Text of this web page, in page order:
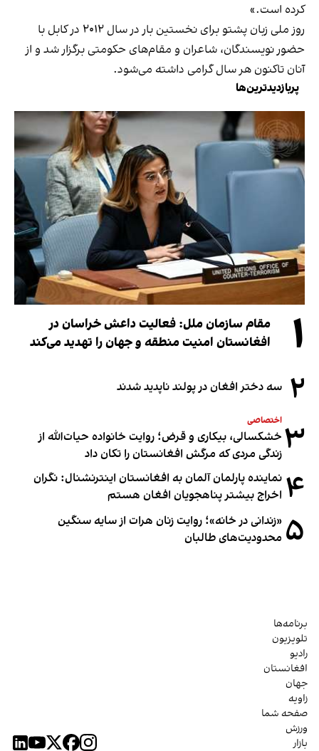
کرده است.»
روز ملی زبان پشتو برای نخستین بار در سال ۲۰۱۲ در کابل با
حضور نویسندگان، شاعران و مقام‌های حکومتی برگزار شد و از
آنان تاکنون هر سال گرامی داشته می‌شود.
پربازدیدترین‌ها
۱
مقام سازمان ملل: فعالیت داعش خراسان در
افغانستان امنیت منطقه و جهان را تهدید می‌کند
۲ سه دختر افغان در پولند ناپدید شدند
۳ اختصاصی
خشکسالی، بیکاری و قرض؛ روایت خانواده حیات‌الله از
زندگی مردی که مرگش افغانستان را تکان داد
۴ نماینده پارلمان آلمان به افغانستان اینترنشنال: نگران
اخراج بیشتر پناهجویان افغان هستم
۵ «زندانی در خانه»؛ روایت زنان هرات از سایه سنگین
محدودیت‌های طالبان
برنامه‌ها
تلویزیون
رادیو
افغانستان
جهان
زاویه
صفحه شما
ورزش
بازار